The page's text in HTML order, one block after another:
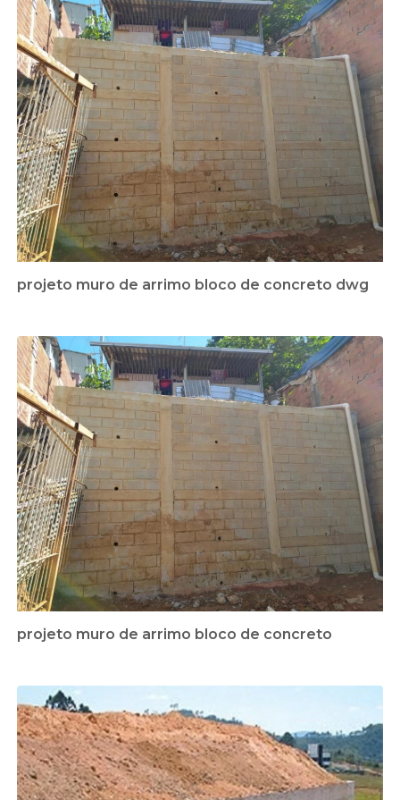
projeto muro de arrimo bloco de concreto dwg
projeto muro de arrimo bloco de concreto